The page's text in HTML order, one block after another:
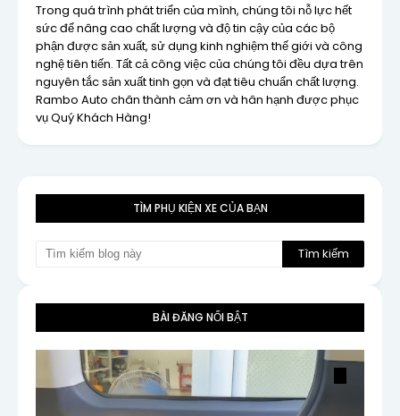
Trong quá trình phát triển của mình, chúng tôi nỗ lực hết
sức để nâng cao chất lượng và độ tin cậy của các bộ
phận được sản xuất, sử dụng kinh nghiệm thế giới và công
nghệ tiên tiến. Tất cả công việc của chúng tôi đều dựa trên
nguyên tắc sản xuất tinh gọn và đạt tiêu chuẩn chất lượng.
Rambo Auto chân thành cảm ơn và hân hạnh được phục
vụ Quý Khách Hàng!
TÌM PHỤ KIỆN XE CỦA BẠN
BÀI ĐĂNG NỔI BẬT